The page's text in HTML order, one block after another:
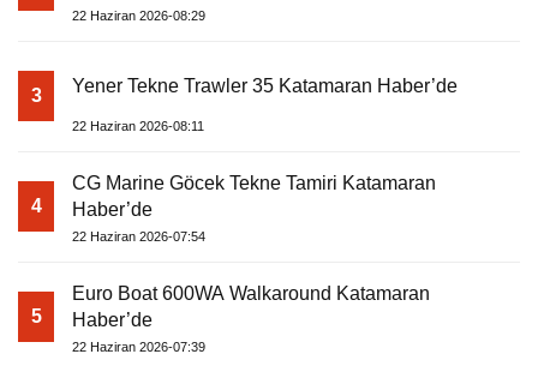
22 Haziran 2026-08:29
3 Yener Tekne Trawler 35 Katamaran Haber’de
22 Haziran 2026-08:11
4
CG Marine Göcek Tekne Tamiri Katamaran
Haber’de
22 Haziran 2026-07:54
5
Euro Boat 600WA Walkaround Katamaran
Haber’de
22 Haziran 2026-07:39